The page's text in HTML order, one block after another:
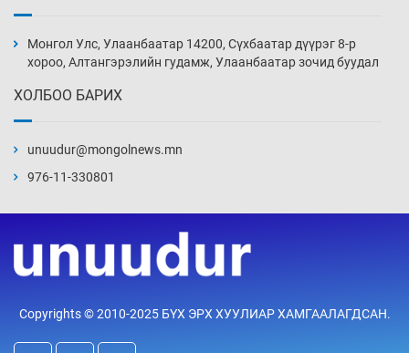
Уржигдар 13 цаг 30 мин
Уржигдар 13 цаг 00 мин
Уржигдар 12 цаг 30 мин
үйлчилж буй гэв
Уржигдар 12 цаг 00 мин
Монгол Улс, Улаанбаатар 14200, Сүхбаатар дүүрэг 8-р
хороо, Алтангэрэлийн гудамж, Улаанбаатар зочид буудал
ХОЛБОО БАРИХ
unuudur@mongolnews.mn
976-11-330801
Copyrights © 2010-2025 БҮХ ЭРХ ХУУЛИАР ХАМГААЛАГДСАН.